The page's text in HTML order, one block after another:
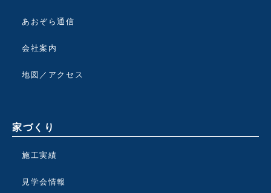
あおぞら通信
会社案内
地図／アクセス
家づくり
施工実績
見学会情報